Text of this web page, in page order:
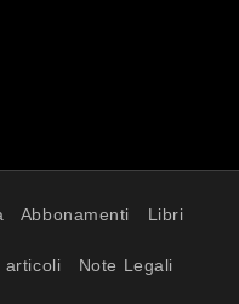
Abbonamenti Libri
articoli Note Legali